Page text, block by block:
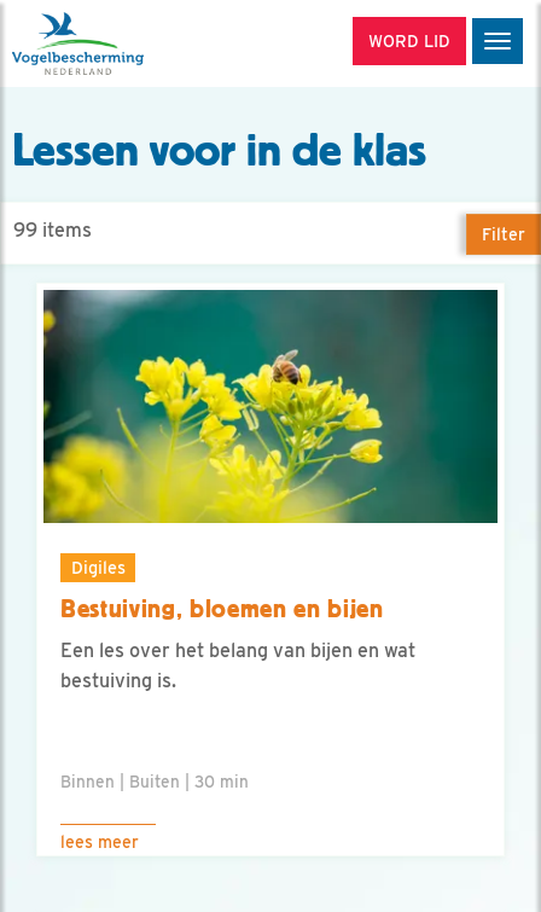
WORD LID
Lessen voor in de klas
99 items Filter
Digiles
Bestuiving, bloemen en bijen
Een les over het belang van bijen en wat
bestuiving is.
Binnen | Buiten | 30 min
lees meer